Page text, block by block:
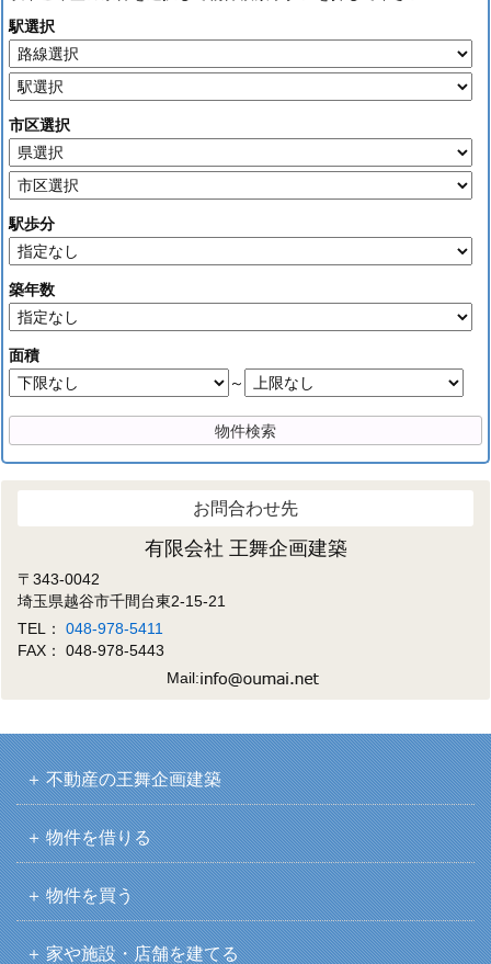
駅選択
市区選択
駅歩分
築年数
面積
～
お問合わせ先
有限会社 王舞企画建築
〒343-0042
埼玉県越谷市千間台東2-15-21
TEL：048-978-5411
FAX： 048-978-5443
Mail:
不動産の王舞企画建築
物件を借りる
物件を買う
家や施設・店舗を建てる